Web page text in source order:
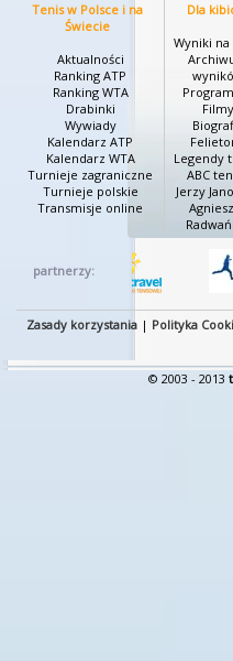
Tenis w Polsce i na
Świecie
Aktualności
Ranking ATP
Ranking WTA
Drabinki
Wywiady
Kalendarz ATP
Kalendarz WTA
Turnieje zagraniczne
Turnieje polskie
Transmisje online
Dla
Wyniki na
Filmy
Legendy
ABC
Jerzy
partnerzy:
Zasady korzystania | Polityka
© 2003 - 2013